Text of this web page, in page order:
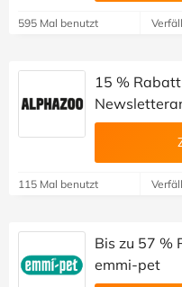
595 Mal benutzt
15 %
115 Mal benutzt
Bis zu 57 %
emmi-pet